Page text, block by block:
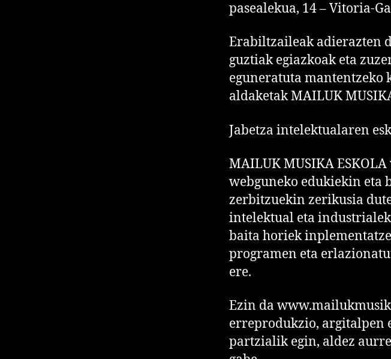
pasealekua, 14 – Vitoria-
Erabiltzaileak adierazten
guztiak egiazkoak eta
eguneratuta mantentzeko
aldaketak MAILUK
Jabetza intelektualaren
MAILUK MUSIKA
webguneko edukiekin eta
zerbitzuekin zerikusia
intelektual eta
baita horiek
programen eta
ere.
Ezin da
erreprodukzio, argitalpen
partzialik egin, aldez